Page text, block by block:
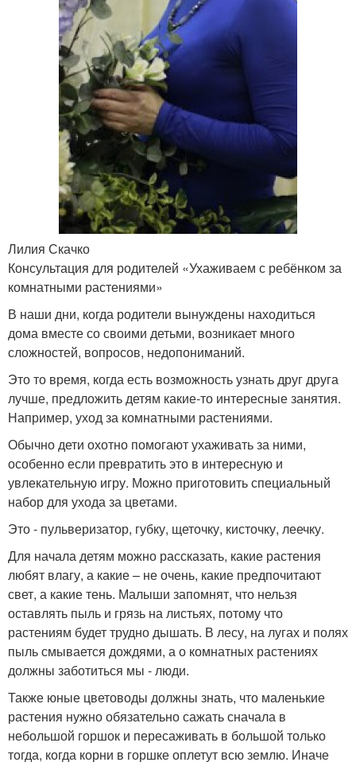
Лилия Скачко
Консультация для родителей «Ухаживаем с ребёнком за
комнатными растениями»
В наши дни, когда родители вынуждены находиться
дома вместе со своими детьми, возникает много
сложностей, вопросов, недопониманий.
Это то время, когда есть возможность узнать друг друга
лучше, предложить детям какие-то интересные занятия.
Например, уход за комнатными растениями.
Обычно дети охотно помогают ухаживать за ними,
особенно если превратить это в интересную и
увлекательную игру. Можно приготовить специальный
набор для ухода за цветами.
Это - пульверизатор, губку, щеточку, кисточку, леечку.
Для начала детям можно рассказать, какие растения
любят влагу, а какие – не очень, какие предпочитают
свет, а какие тень. Малыши запомнят, что нельзя
оставлять пыль и грязь на листьях, потому что
растениям будет трудно дышать. В лесу, на лугах и полях
пыль смывается дождями, а о комнатных растениях
должны заботиться мы - люди.
Также юные цветоводы должны знать, что маленькие
растения нужно обязательно сажать сначала в
небольшой горшок и пересаживать в большой только
тогда, когда корни в горшке оплетут всю землю. Иначе